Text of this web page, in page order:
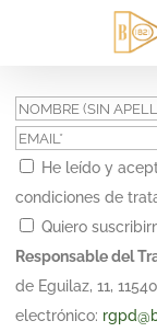
¡Suscríbete
He leído y
condiciones de
Quiero
Responsable del
de Eguilaz, 11,
electrónico: